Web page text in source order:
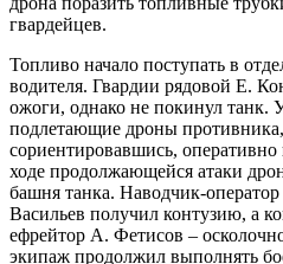
гвардейцев.
Топливо начало поступать в
водителя. Гвардии рядовой Е.
ожоги, однако не покинул танк.
подлетающие дроны
сориентировавшись, оперативно
ходе продолжающейся атаки
башня танка. Наводчик-
Васильев получил контузию, а
ефрейтор А. Фетисов –
экипаж продолжил выполнять